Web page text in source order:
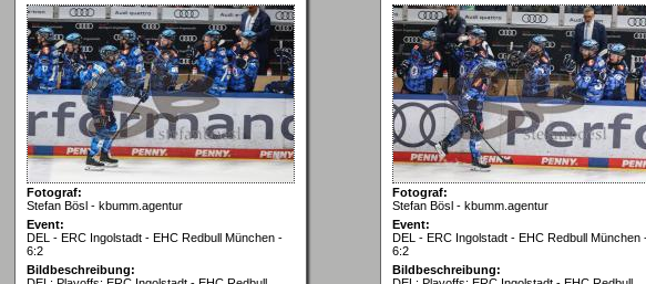
Fotograf:
Stefan Bösl - kbumm.agentur
Event:
DEL - ERC Ingolstadt - EHC Redbull München -
6:2
Bildbeschreibung:
Fotograf:
Stefan Bösl - kbumm.agentur
Event:
DEL - ERC Ingolstadt - EHC Redbull München
6:2
Bildbeschreibung: